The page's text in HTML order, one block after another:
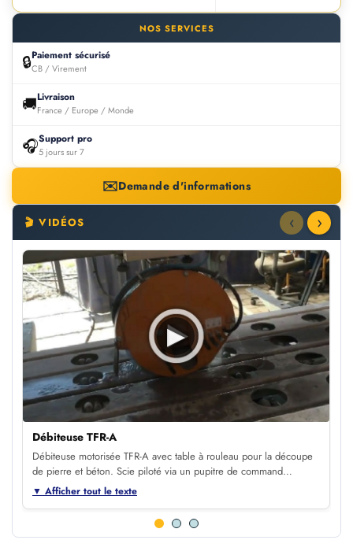
NOS SERVICES
🔒Paiement sécurisé
CB / Virement
🚚Livraison
France / Europe / Monde
🎧Support pro
5 jours sur 7
✉️Demande d'informations
🎬 VIDÉOS
▶
Débiteuse TFR-A
Débiteuse motorisée TFR-A avec table à rouleau pour la découpe
de pierre et béton. Scie piloté via un pupitre de command…
▼ Afficher tout le texte
‹ ›